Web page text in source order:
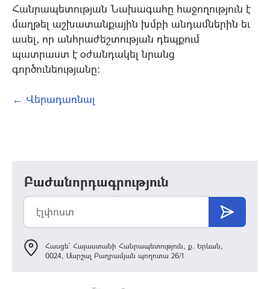
Հանրապետության Նախագահը հաջողություն է
մաղթել աշխատանքային խմբի անդամներին եւ
ասել, որ անհրաժեշտության դեպքում
պատրաստ է օժանդակել նրանց
գործունեությանը:
← Վերադառնալ
Բաժանորդագրություն
Հասցե՝ Հայաստանի Հանրապետություն, ք. Երևան,
0024, Մարշալ Բաղրամյան պողոտա 26/1